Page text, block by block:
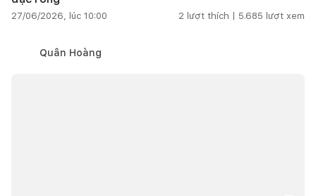
27/06/2026, lúc 10:00 2 lượt thích | 5.685 lượt xem
Quân Hoàng